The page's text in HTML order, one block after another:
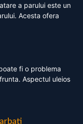
a parului este un
Acesta ofera
fi o problema
Aspectul uleios